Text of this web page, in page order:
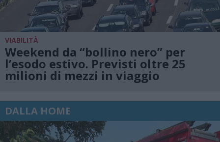
VIABILITÀ
Weekend da “bollino nero” per
l’esodo estivo. Previsti oltre 25
milioni di mezzi in viaggio
DALLA HOME